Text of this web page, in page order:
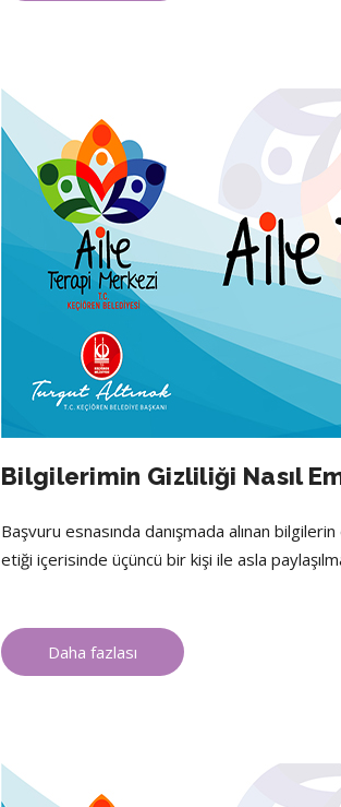
Bilgilerimin Gizliliği Nasıl
Başvuru esnasında danışmada alınan
etiği içerisinde üçüncü bir kişi ile asla
Daha fazlası